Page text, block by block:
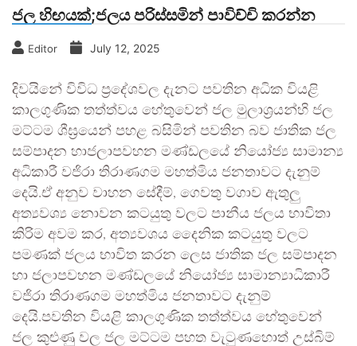
ජල හිඟයක්;ජලය පරිස්සමින් පාවිච්චි කරන්න
Editor July 12, 2025
දිවයිනේ විවිධ ප්‍රදේශවල දැනට පවතින අධික වියළි
කාලගුණික තත්ත්වය හේතුවෙන් ජල මුලාශ්‍රයන්හි ජල
මට්ටම ශීඝ්‍රයෙන් පහළ බසිමින් පවතින බව ජාතික ජල
සම්පාදන හාජලාපවහන මණ්ඩලයේ නියෝජ්‍ය සාමාන්‍ය
අධිකාරී වජිරා තිරාණගම මහත්මිය ජනතාවට දැනුම්
දෙයි.ඒ අනුව වාහන සේදීම්, ගෙවතු වගාව ඇතුලු
අත්‍යවශ්‍ය නොවන කටයුතු වලට පානීය ජලය භාවිතා
කිරිම අවම කර, අත්‍යවශය දෛනික කටයුතු වලට
පමණක් ජලය භාවිත කරන ලෙස ජාතික ජල සම්පාදන
හා ජලාපවහන මණ්ඩලයේ නියෝජ්‍ය සාමාන්‍යාධිකාරී
වජිරා තිරාණගම මහත්මිය ජනතාවට දැනුම්
දෙයි.පවතින වියළි කාලගුණික තත්ත්වය හේතුවෙන්
ජල කුළුණු වල ජල මට්ටම පහත වැටුණහොත් උස්බිම්